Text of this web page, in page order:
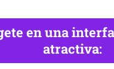
en una
atractiva: